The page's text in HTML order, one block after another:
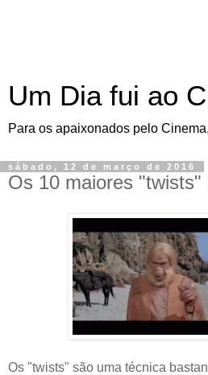
Um Dia fui ao
Para os apaixonados pelo
sábado, 12 de março de 2016
Os 10 maiores "twists"
Os "twists" são uma técnica